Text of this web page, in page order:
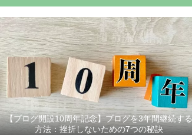
【ブログ開設10周年記念】ブログを3年間継続する
方法：挫折しないための7つの秘訣